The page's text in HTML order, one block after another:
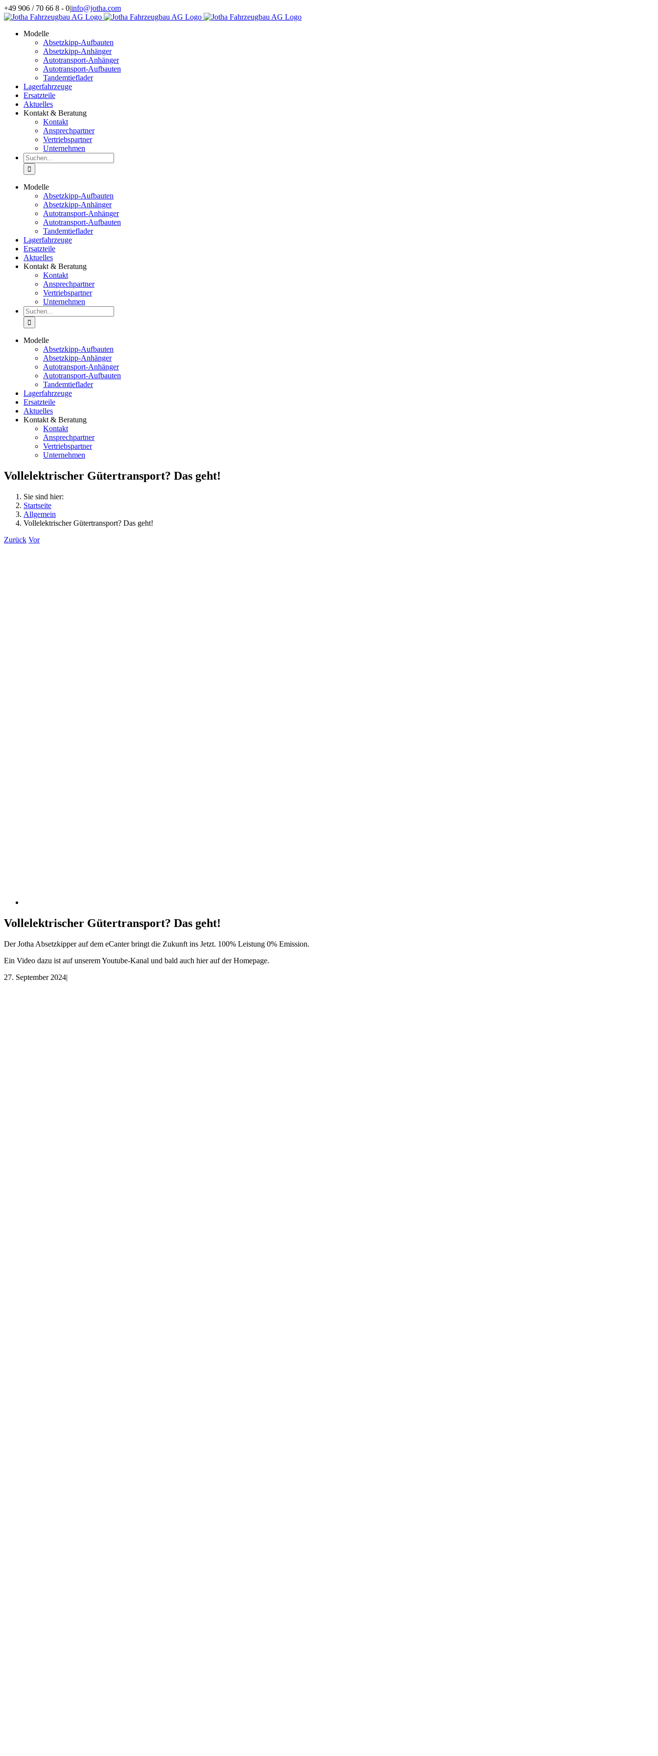
Zum
Inhalt
+49 906 / 70 66 8 - 0|info@jotha.com
Modelle
Absetzkipp-Aufbauten
Absetzkipp-Anhänger
Autotransport-Anhänger
Autotransport-Aufbauten
Tandemtieflader
Lagerfahrzeuge
Ersatzteile
Aktuelles
Kontakt & Beratung
Kontakt
Ansprechpartner
Vertriebspartner
Unternehmen
Suche
nach:
Modelle
Absetzkipp-Aufbauten
Absetzkipp-Anhänger
Autotransport-Anhänger
Autotransport-Aufbauten
Tandemtieflader
Lagerfahrzeuge
Ersatzteile
Aktuelles
Kontakt & Beratung
Kontakt
Ansprechpartner
Vertriebspartner
Unternehmen
Suche
nach:
Modelle
Absetzkipp-Aufbauten
Absetzkipp-Anhänger
Autotransport-Anhänger
Autotransport-Aufbauten
Tandemtieflader
Lagerfahrzeuge
Ersatzteile
Aktuelles
Kontakt & Beratung
Kontakt
Ansprechpartner
Vertriebspartner
Unternehmen
Vollelektrischer Gütertransport? Das geht!
Sie sind hier:
Startseite
Allgemein
Vollelektrischer Gütertransport? Das geht!
Zurück Vor
Vollelektrischer Gütertransport? Das geht!
Der Jotha Absetzkipper auf dem eCanter bringt die Zukunft ins Jetzt. 100% Leistung 0% Emission.
Ein Video dazu ist auf unserem Youtube-Kanal und bald auch hier auf der Homepage.
27. September 2024|